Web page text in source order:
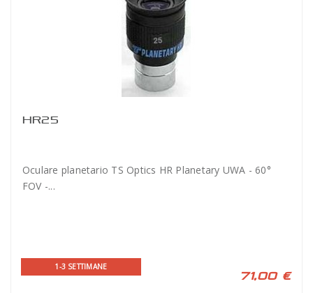
HR25
Oculare planetario TS Optics HR Planetary UWA - 60°
FOV -...
1-3 SETTIMANE
71,00 €